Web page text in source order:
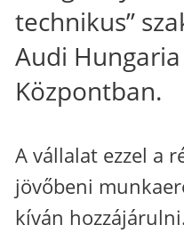
technikus”
Audi
Központban.
A vállalat ezzel a
jövőbeni
kíván